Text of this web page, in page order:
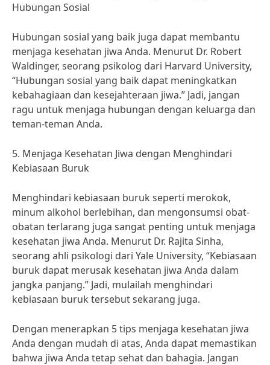
Hubungan Sosial
Hubungan sosial yang baik juga dapat membantu
menjaga kesehatan jiwa Anda. Menurut Dr. Robert
Waldinger, seorang psikolog dari Harvard University,
“Hubungan sosial yang baik dapat meningkatkan
kebahagiaan dan kesejahteraan jiwa.” Jadi, jangan
ragu untuk menjaga hubungan dengan keluarga dan
teman-teman Anda.
5. Menjaga Kesehatan Jiwa dengan Menghindari
Kebiasaan Buruk
Menghindari kebiasaan buruk seperti merokok,
minum alkohol berlebihan, dan mengonsumsi obat-
obatan terlarang juga sangat penting untuk menjaga
kesehatan jiwa Anda. Menurut Dr. Rajita Sinha,
seorang ahli psikologi dari Yale University, “Kebiasaan
buruk dapat merusak kesehatan jiwa Anda dalam
jangka panjang.” Jadi, mulailah menghindari
kebiasaan buruk tersebut sekarang juga.
Dengan menerapkan 5 tips menjaga kesehatan jiwa
Anda dengan mudah di atas, Anda dapat memastikan
bahwa jiwa Anda tetap sehat dan bahagia. Jangan